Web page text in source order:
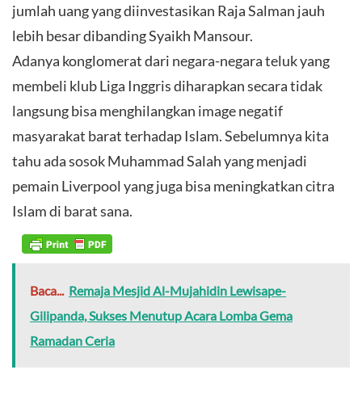
jumlah uang yang diinvestasikan Raja Salman jauh
lebih besar dibanding Syaikh Mansour.
Adanya konglomerat dari negara-negara teluk yang
membeli klub Liga Inggris diharapkan secara tidak
langsung bisa menghilangkan image negatif
masyarakat barat terhadap Islam. Sebelumnya kita
tahu ada sosok Muhammad Salah yang menjadi
pemain Liverpool yang juga bisa meningkatkan citra
Islam di barat sana.
Baca... Remaja Mesjid Al-Mujahidin Lewisape-
Gilipanda, Sukses Menutup Acara Lomba Gema
Ramadan Ceria